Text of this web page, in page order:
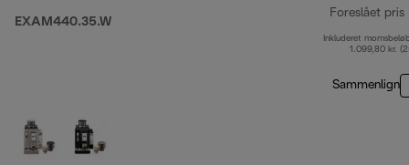
EXAM440.35.W
Foreslået pris
Inkluderet
1.099,80 kr.
Sammenlign